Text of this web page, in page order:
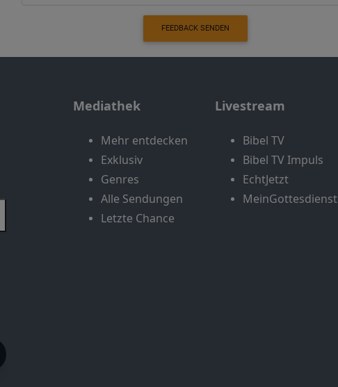
FEEDBACK SENDEN
Mediathek
Mehr entdecken
Exklusiv
Genres
Alle Sendungen
Letzte Chance
Livestream
Bibel TV
Bibel TV Impuls
EchtJetzt
MeinGottesdienst